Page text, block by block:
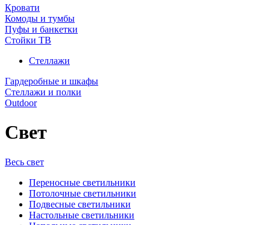
Кровати
Комоды и тумбы
Пуфы и банкетки
Стойки ТВ
Стеллажи
Гардеробные и шкафы
Стеллажи и полки
Outdoor
Свет
Весь свет
Переносные светильники
Потолочные светильники
Подвесные светильники
Настольные светильники